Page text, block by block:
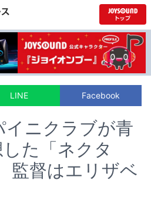
LINE Facebook
イニクラブが青
た「ネクタ
監督はエリザベ